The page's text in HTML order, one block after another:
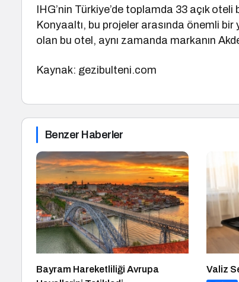
IHG’nin Türkiye’de toplamda 33 açık
Konyaaltı, bu projeler arasında önemli
olan bu otel, aynı zamanda markanın
Kaynak: gezibulteni.com
Benzer Haberler
Bayram Hareketliliği Avrupa
Valiz